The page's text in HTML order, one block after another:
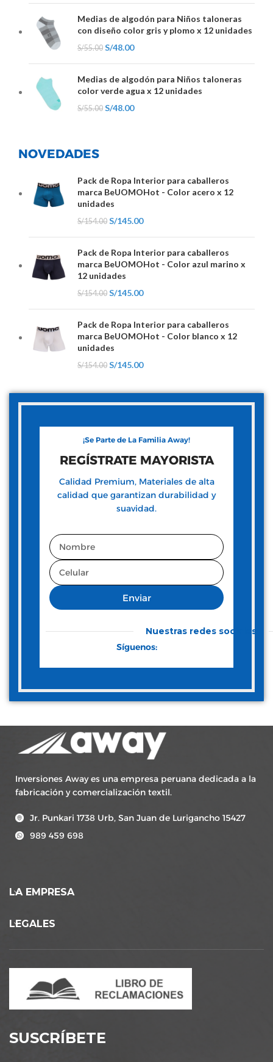
Medias de algodón para Niños taloneras
con diseño color gris y plomo x 12 unidades
S/55.00 S/48.00
Medias de algodón para Niños taloneras
color verde agua x 12 unidades
S/55.00 S/48.00
NOVEDADES
Pack de Ropa Interior para caballeros
marca BeUOMOHot - Color acero x 12
unidades
S/154.00 S/145.00
Pack de Ropa Interior para caballeros
marca BeUOMOHot - Color azul marino x
12 unidades
S/154.00 S/145.00
Pack de Ropa Interior para caballeros
marca BeUOMOHot - Color blanco x 12
unidades
S/154.00 S/145.00
¡Se Parte de La Familia Away!
REGÍSTRATE MAYORISTA
Calidad Premium, Materiales de alta
calidad que garantizan durabilidad y
suavidad.
Enviar
Nuestras redes sociales
Síguenos:
Inversiones Away es una empresa peruana dedicada a la
fabricación y comercialización textil.
Jr. Punkari 1738 Urb, San Juan de Lurigancho 15427
989 459 698
LA EMPRESA
LEGALES
SUSCRÍBETE